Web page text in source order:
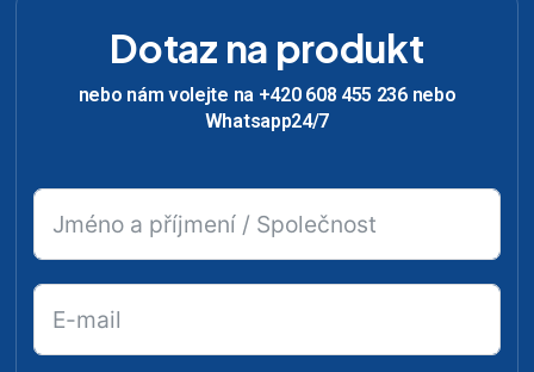
Dotaz na produkt
nebo nám volejte na +420 608 455 236 nebo
Whatsapp24/7